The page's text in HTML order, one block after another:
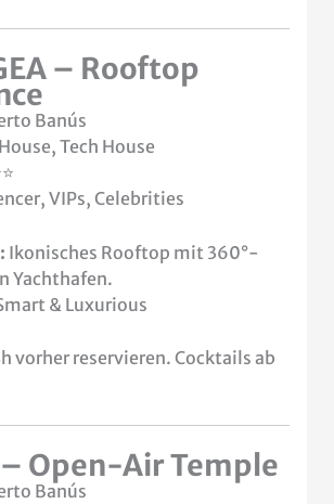
– Rooftop
Banús
Tech House
VIPs, Celebrities
Ikonisches Rooftop mit 360°-
Yachthafen.
& Luxurious
vorher reservieren. Cocktails ab
– Open-Air Temple
Banús